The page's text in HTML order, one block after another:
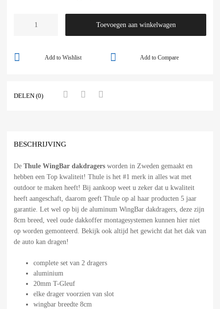
Toevoegen aan winkelwagen
Add to Compare
Add to Wishlist
DELEN (0)
BESCHRIJVING
De Thule WingBar dakdragers worden in Zweden gemaakt en
hebben een Top kwaliteit! Thule is het #1 merk in alles wat met
outdoor te maken heeft! Bij aankoop weet u zeker dat u kwaliteit
heeft aangeschaft, daarom geeft Thule op al haar producten 5 jaar
garantie. Let wel op bij de aluminum WingBar dakdragers, deze zijn
8cm breed, veel oude dakkoffer montagesystemen kunnen hier niet
op worden gemonteerd. Bekijk ook altijd het gewicht dat het dak van
de auto kan dragen!
complete set van 2 dragers
aluminium
20mm T-Gleuf
elke drager voorzien van slot
wingbar breedte 8cm